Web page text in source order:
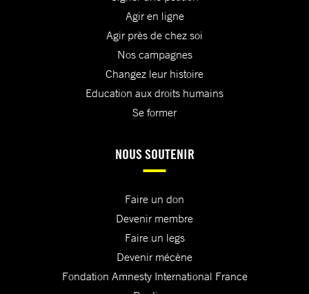
Agir en ligne
Agir près de chez soi
Nos campagnes
Changez leur histoire
Education aux droits humains
Se former
NOUS SOUTENIR
Faire un don
Devenir membre
Faire un legs
Devenir mécène
Fondation Amnesty International France